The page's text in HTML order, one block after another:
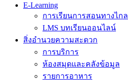
E-Learning
การเรียนการสอนทางไกล
LMS บทเรียนออนไลน์
สิ่งอำนวยความสะดวก
การบริการ
ห้องสมุดและคลังข้อมูล
รายการอาหาร